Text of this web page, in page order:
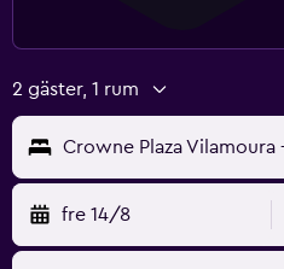
2 gäster, 1 rum
Crowne Plaza Vilamoura
fre 14/8